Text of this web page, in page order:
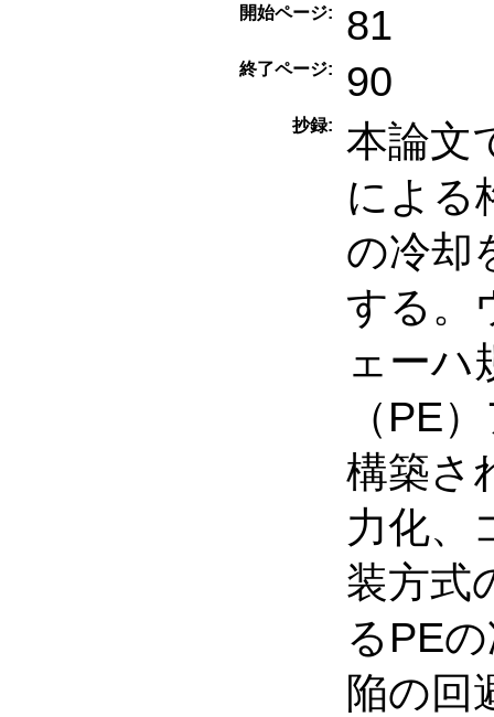
開始ページ: 81
終了ページ: 90
抄録:
本論文
による
の冷却
する。
ェーハ
（PE
構築さ
力化、
装方式
るPE
陥の回